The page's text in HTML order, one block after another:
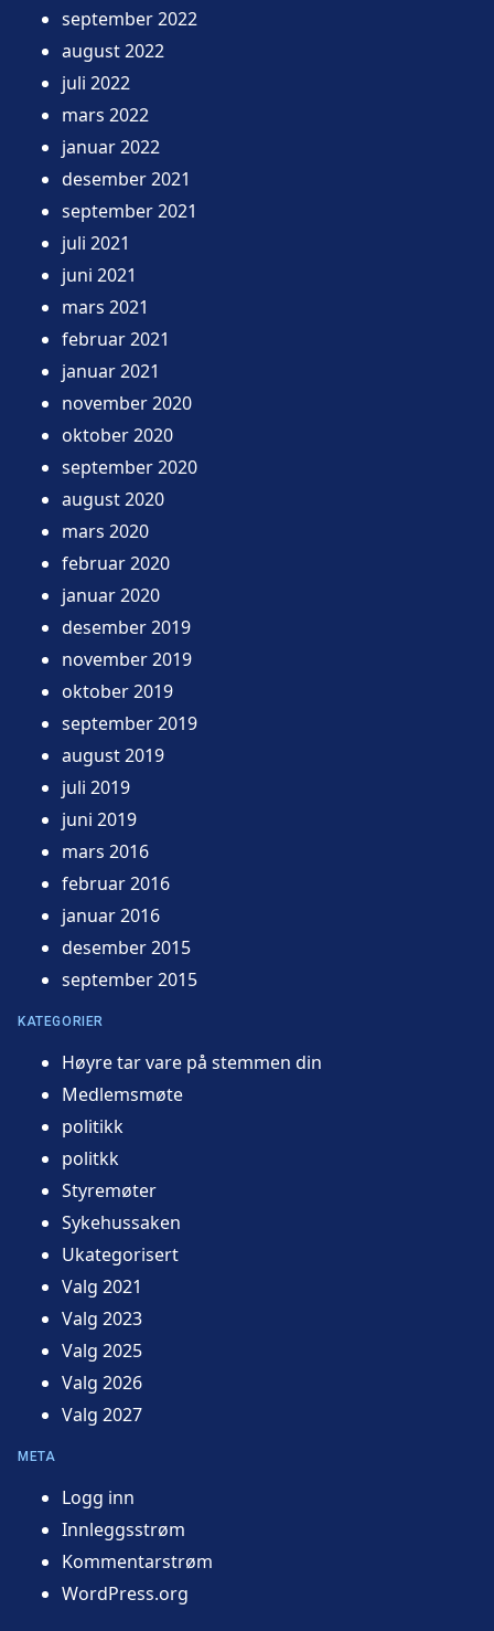
september 2022
august 2022
juli 2022
mars 2022
januar 2022
desember 2021
september 2021
juli 2021
juni 2021
mars 2021
februar 2021
januar 2021
november 2020
oktober 2020
september 2020
august 2020
mars 2020
februar 2020
januar 2020
desember 2019
november 2019
oktober 2019
september 2019
august 2019
juli 2019
juni 2019
mars 2016
februar 2016
januar 2016
desember 2015
september 2015
KATEGORIER
Høyre tar vare på stemmen din
Medlemsmøte
politikk
politkk
Styremøter
Sykehussaken
Ukategorisert
Valg 2021
Valg 2023
Valg 2025
Valg 2026
Valg 2027
META
Logg inn
Innleggsstrøm
Kommentarstrøm
WordPress.org